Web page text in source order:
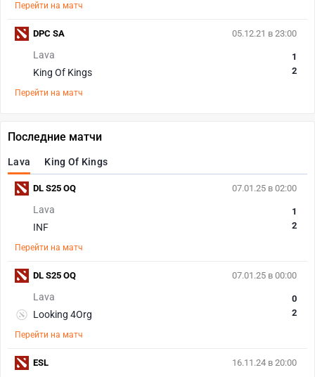
Перейти на матч
05.12.21 в 23:00
Lava
King Of Kings
1
2
Перейти на матч
DPC SA
Последние матчи
Lava King Of Kings
07.01.25 в 02:00
Lava
INF
1
2
Перейти на матч
DL S25 OQ
07.01.25 в 00:00
Lava
Looking 4Org
0
2
Перейти на матч
DL S25 OQ
16.11.24 в 20:00
ESL